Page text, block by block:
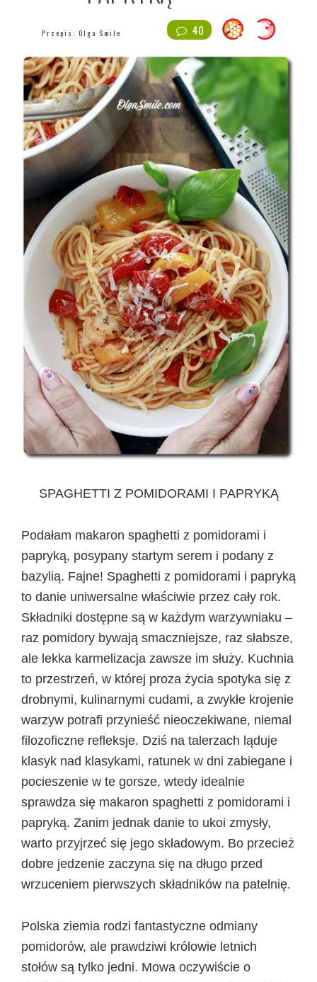
40
Przepis:Olga Smile
SPAGHETTI Z POMIDORAMI I PAPRYKĄ
Podałam makaron spaghetti z pomidorami i
papryką, posypany startym serem i podany z
bazylią. Fajne! Spaghetti z pomidorami i papryką
to danie uniwersalne właściwie przez cały rok.
Składniki dostępne są w każdym warzywniaku –
raz pomidory bywają smaczniejsze, raz słabsze,
ale lekka karmelizacja zawsze im służy. Kuchnia
to przestrzeń, w której proza życia spotyka się z
drobnymi, kulinarnymi cudami, a zwykłe krojenie
warzyw potrafi przynieść nieoczekiwane, niemal
filozoficzne refleksje. Dziś na talerzach ląduje
klasyk nad klasykami, ratunek w dni zabiegane i
pocieszenie w te gorsze, wtedy idealnie
sprawdza się makaron spaghetti z pomidorami i
papryką. Zanim jednak danie to ukoi zmysły,
warto przyjrzeć się jego składowym. Bo przecież
dobre jedzenie zaczyna się na długo przed
wrzuceniem pierwszych składników na patelnię.
Polska ziemia rodzi fantastyczne odmiany
pomidorów, ale prawdziwi królowie letnich
stołów są tylko jedni. Mowa oczywiście o